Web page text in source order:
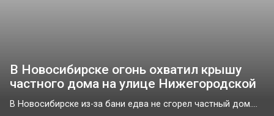
В Новосибирске огонь охватил крышу
частного дома на улице Нижегородской
В Новосибирске из-за бани едва не сгорел частный дом....